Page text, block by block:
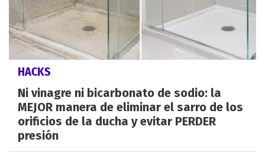
HACKS
Ni vinagre ni bicarbonato de sodio: la
MEJOR manera de eliminar el sarro de los
orificios de la ducha y evitar PERDER
presión